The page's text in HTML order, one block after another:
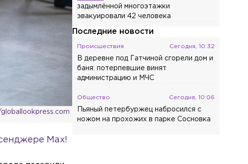
Max!
задымлённой многоэтажки
эвакуировали 42 человека
Последние новости
Происшествия Сегодня, 10:32
В деревне под Гатчиной сгорели дом и
баня: потерпевшие винят
администрацию и МЧС
Общество Сегодня, 10:06
Пьяный петербуржец набросился с
ножом на прохожих в парке Сосновка